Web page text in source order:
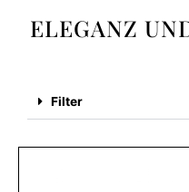
ELEGANZ
Filter